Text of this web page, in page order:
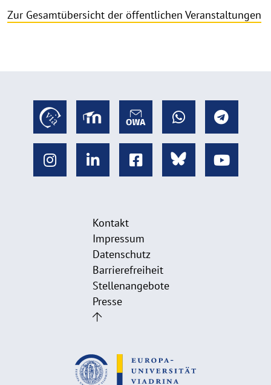
Zur Gesamtübersicht der öffentlichen Veranstaltungen
Kontakt
Impressum
Datenschutz
Barrierefreiheit
Stellenangebote
Presse